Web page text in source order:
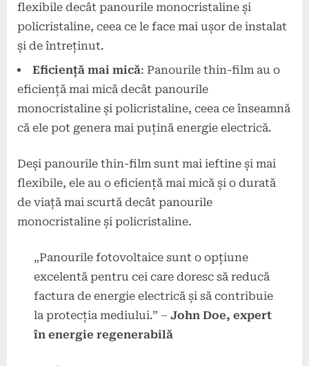
flexibile decât panourile monocristaline și
policristaline, ceea ce le face mai ușor de instalat
și de întreținut.
Eficiență mai mică: Panourile thin-film au o
eficiență mai mică decât panourile
monocristaline și policristaline, ceea ce înseamnă
că ele pot genera mai puțină energie electrică.
Deși panourile thin-film sunt mai ieftine și mai
flexibile, ele au o eficiență mai mică și o durată
de viață mai scurtă decât panourile
monocristaline și policristaline.
„Panourile fotovoltaice sunt o opțiune
excelentă pentru cei care doresc să reducă
factura de energie electrică și să contribuie
la protecția mediului.” – John Doe, expert
în energie regenerabilă